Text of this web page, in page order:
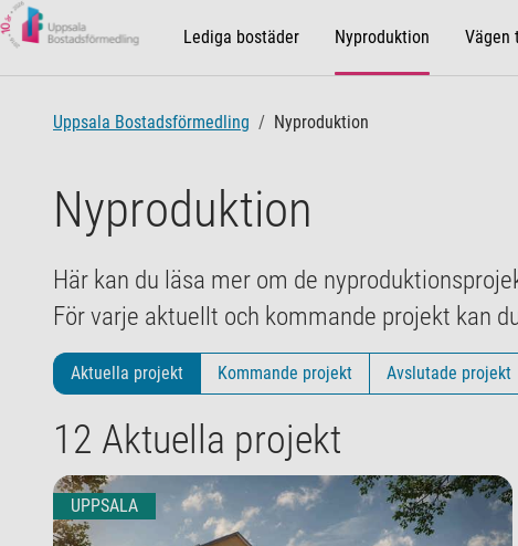
Lediga bostäder Nyproduktion Vägen
Uppsala Bostadsförmedling Nyproduktion
Nyproduktion
Här kan du läsa mer om de
För varje aktuellt och kommande projekt kan
Aktuella projekt Kommande projekt Avslutade projekt
12 Aktuella projekt
UPPSALA